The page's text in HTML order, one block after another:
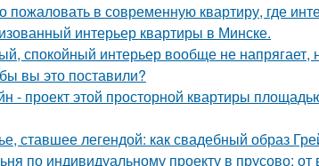
пожаловать в современную квартиру, где
интерьер квартиры в Минске.
спокойный интерьер вообще не
вы это поставили?
- проект этой просторной квартиры
ставшее легендой: как свадебный образ
по индивидуальному проекту в прусово: